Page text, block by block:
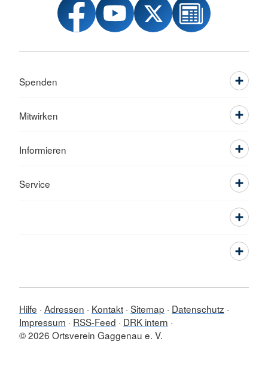
Spenden
Mitwirken
Informieren
Service
Hilfe Adressen Kontakt Sitemap
Datenschutz
Impressum
RSS-Feed
DRK intern
© 2026 Ortsverein Gaggenau e. V.